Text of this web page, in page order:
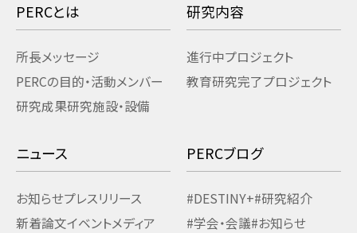
PERCとは
所長メッセージ
PERCの目的・活動メンバー
研究成果研究施設・設備
研究内容
進行中プロジェクト
教育研究完了プロジェクト
ニュース
お知らせプレスリリース
新着論文イベントメディア
PERCブログ
#DESTINY+#研究紹介
#学会・会議#お知らせ